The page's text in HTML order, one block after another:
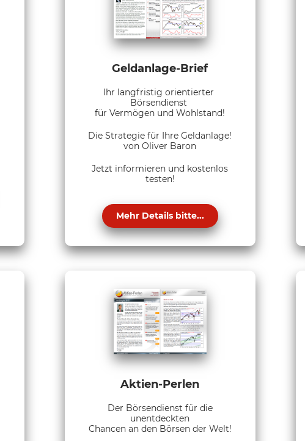
Geldanlage-Brief
Ihr langfristig orientierter
Börsendienst
für Vermögen und Wohlstand!
Die Strategie für Ihre Geldanlage!
von Oliver Baron
Jetzt informieren und kostenlos
testen!
Mehr Details bitte...
Aktien-Perlen
Der Börsendienst für die
unentdeckten
Chancen an den Börsen der Welt!